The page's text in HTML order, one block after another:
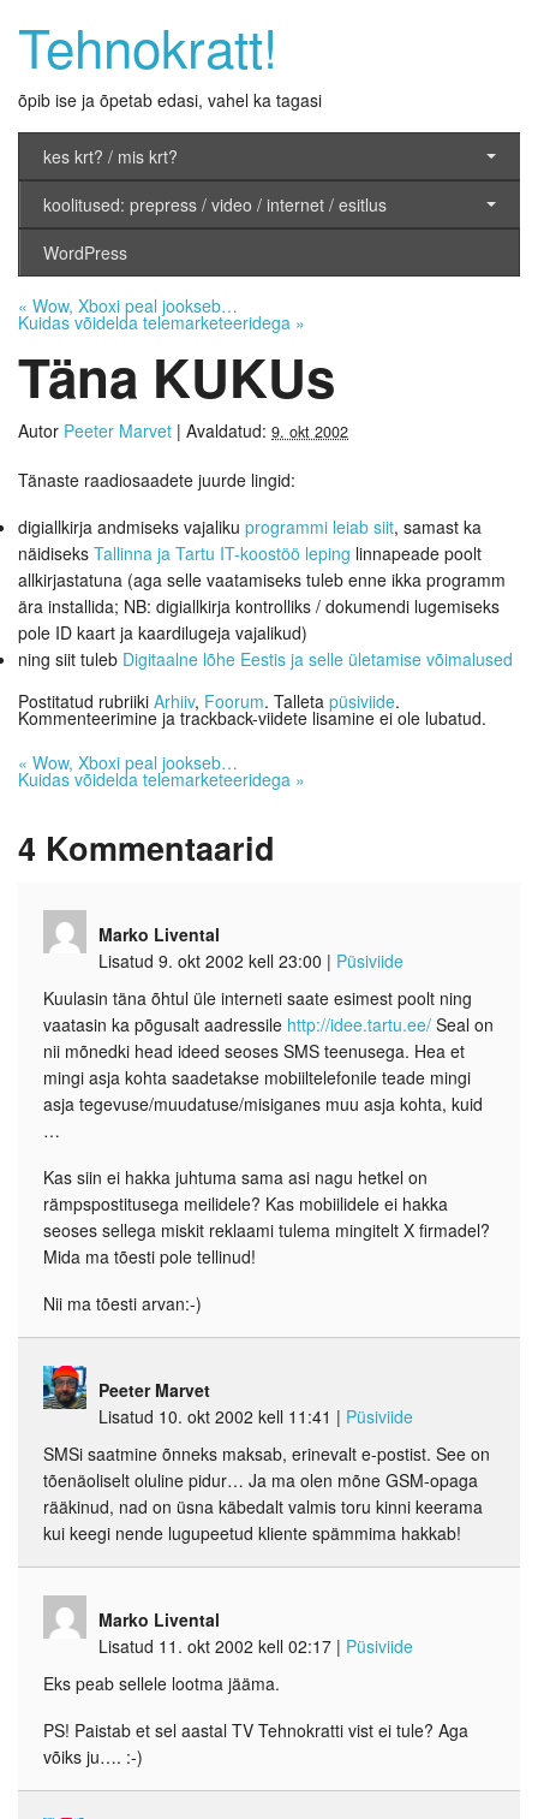
Tehnokratt!
õpib ise ja õpetab edasi, vahel ka tagasi
kes krt? / mis krt?
koolitused: prepress / video / internet / esitlus
WordPress
« Wow, Xboxi peal jookseb…
Kuidas võidelda telemarketeeridega »
Täna KUKUs
Autor Peeter Marvet | Avaldatud: 9. okt 2002
Tänaste raadiosaadete juurde lingid:
digiallkirja andmiseks vajaliku programmi leiab siit, samast ka
näidiseks Tallinna ja Tartu IT-koostöö leping linnapeade poolt
allkirjastatuna (aga selle vaatamiseks tuleb enne ikka programm
ära installida; NB: digiallkirja kontrolliks / dokumendi lugemiseks
pole ID kaart ja kaardilugeja vajalikud)
ning siit tuleb Digitaalne lõhe Eestis ja selle ületamise võimalused
Postitatud rubriiki Arhiiv, Foorum. Talleta püsiviide.
Kommenteerimine ja trackback-viidete lisamine ei ole lubatud.
« Wow, Xboxi peal jookseb…
Kuidas võidelda telemarketeeridega »
4 Kommentaarid
Marko Livental
Lisatud 9. okt 2002 kell 23:00 | Püsiviide
Kuulasin täna õhtul üle interneti saate esimest poolt ning
vaatasin ka põgusalt aadressile http://idee.tartu.ee/ Seal on
nii mõnedki head ideed seoses SMS teenusega. Hea et
mingi asja kohta saadetakse mobiiltelefonile teade mingi
asja tegevuse/muudatuse/misiganes muu asja kohta, kuid
…
Kas siin ei hakka juhtuma sama asi nagu hetkel on
rämpspostitusega meilidele? Kas mobiilidele ei hakka
seoses sellega miskit reklaami tulema mingitelt X firmadel?
Mida ma tõesti pole tellinud!
Nii ma tõesti arvan:-)
Peeter Marvet
Lisatud 10. okt 2002 kell 11:41 | Püsiviide
SMSi saatmine õnneks maksab, erinevalt e-postist. See on
tõenäoliselt oluline pidur… Ja ma olen mõne GSM-opaga
rääkinud, nad on üsna käbedalt valmis toru kinni keerama
kui keegi nende lugupeetud kliente spämmima hakkab!
Marko Livental
Lisatud 11. okt 2002 kell 02:17 | Püsiviide
Eks peab sellele lootma jääma.
PS! Paistab et sel aastal TV Tehnokratti vist ei tule? Aga
võiks ju…. :-)